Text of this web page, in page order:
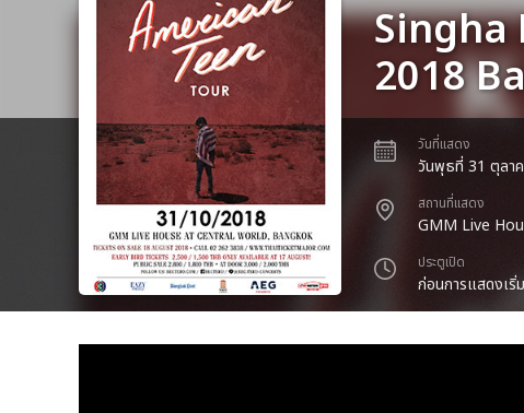
Singha
2018
วันที่แสดง
วันพุธที่ 31 ตุลา
สถานที่แสดง
GMM Live
ประตูเปิด
ก่อนการแสดงเริ่